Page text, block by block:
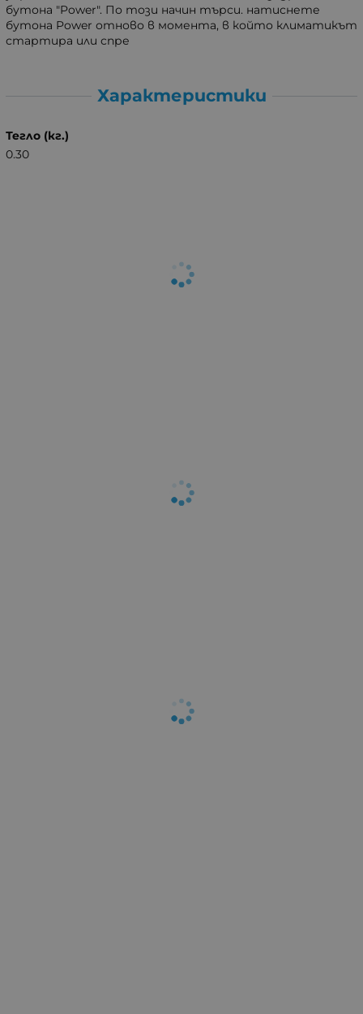
бутона "Power". По този начин търси. натиснете
бутона Power отново в момента, в който климатикът
стартира или спре
Характеристики
Тегло (кг.)
0.30